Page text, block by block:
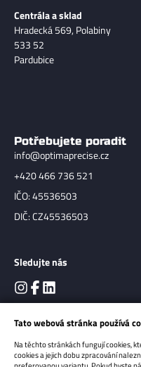
Centrála a sklad
Hradecká 569, Polabiny
533 52
Pardubice
Potřebujete poradit
info@optimaprecise.cz
+420 466 736 521
IČO: 45536503
DIČ: CZ45536503
Sledujte nás
Tato webová stránka používá
Na těchto stránkách fungují cookies,
cookies a jejich dobu zpracování